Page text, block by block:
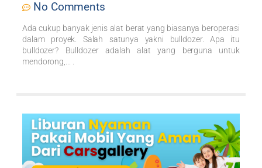
No Comments
Ada cukup banyak jenis alat berat yang biasanya beroperasi
dalam proyek. Salah satunya yakni bulldozer. Apa itu
bulldozer? Bulldozer adalah alat yang berguna untuk
mendorong,... .